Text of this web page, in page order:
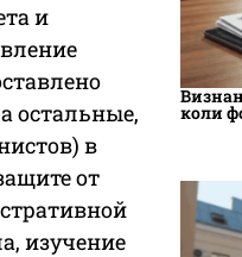
и
остальные,
в
от
изучение
коли